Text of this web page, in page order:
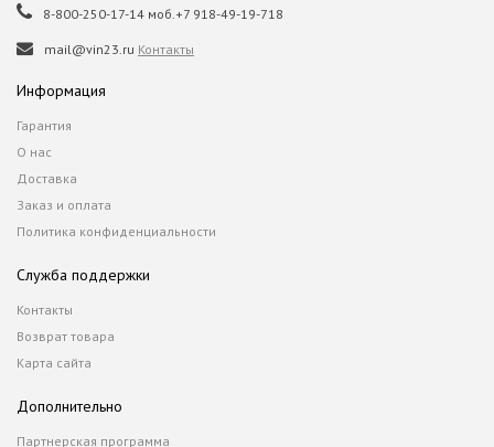
8-800-250-17-14 моб.+7 918-49-19-718
mail@vin23.ru Контакты
Информация
Гарантия
О нас
Доставка
Заказ и оплата
Политика конфиденциальности
Служба поддержки
Контакты
Возврат товара
Карта сайта
Дополнительно
Партнерская программа